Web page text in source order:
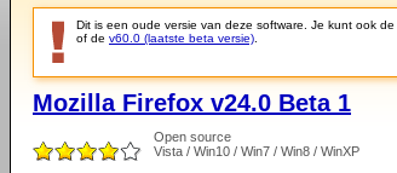
Dit is een oude versie van deze software. Je kunt ook de
of de v60.0 (laatste beta versie)
Mozilla Firefox v24.0 Beta 1
Open source
Vista / Win10 / Win7 / Win8 / WinXP